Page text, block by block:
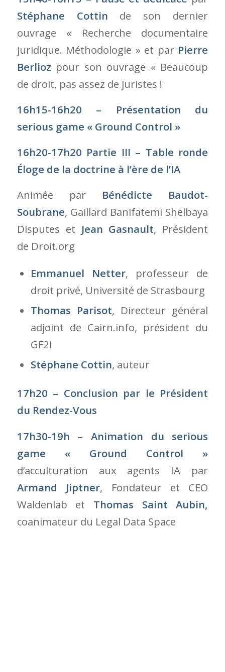
Stéphane Cottin de son dernier
ouvrage « Recherche documentaire
juridique. Méthodologie » et par Pierre
Berlioz pour son ouvrage « Beaucoup
de droit, pas assez de juristes !
16h15-16h20 – Présentation du
serious game « Ground Control »
16h20-17h20 Partie III – Table ronde
Éloge de la doctrine à l’ère de l’IA
Animée par Bénédicte Baudot-
Soubrane, Gaillard Banifatemi Shelbaya
Disputes et Jean Gasnault, Président
de Droit.org
Emmanuel Netter, professeur de
droit privé, Université de Strasbourg
Thomas Parisot, Directeur général
adjoint de Cairn.info, président du
GF2I
Stéphane Cottin, auteur
17h20 – Conclusion par le Président
du Rendez-Vous
17h30-19h – Animation du serious
game « Ground Control »
d’acculturation aux agents IA par
Armand Jiptner, Fondateur et CEO
Waldenlab et Thomas Saint Aubin,
coanimateur du Legal Data Space